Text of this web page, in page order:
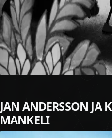
JAN ANDERSSON JA
MANKELI